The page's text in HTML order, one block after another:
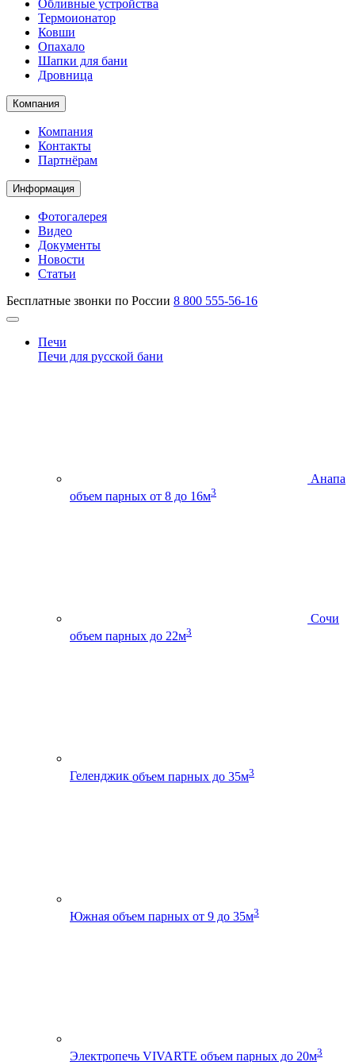
Обливные устройства
Термоионатор
Ковши
Опахало
Шапки для бани
Дровница
Компания
Компания
Контакты
Партнёрам
Информация
Фотогалерея
Видео
Документы
Новости
Статьи
Бесплатные звонки по России 8 800 555-56-16
Печи
Печи для русской бани
Анапа
объем парных от 8 до 16м3
Сочи
объем парных до 22м3
Геленджик объем парных до 35м3
Южная объем парных от 9 до 35м3
Электропечь VIVARTE объем парных до 20м3